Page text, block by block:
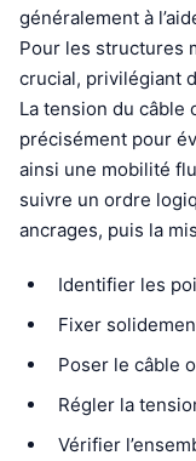
généralement à
Pour les structures
crucial, privilégiant
La tension du câble
précisément pour
ainsi une mobilité
suivre un ordre
ancrages, puis la
Identifier les
Fixer
Poser le câble
Régler la
Vérifier